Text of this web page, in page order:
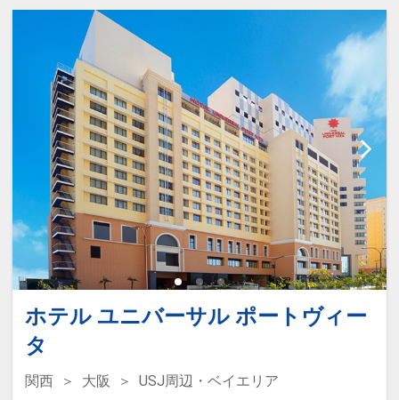
ホテル ユニバーサル ポートヴィー
タ
関西 大阪
USJ周辺・ベイエリア